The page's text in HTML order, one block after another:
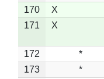
170
X
171
X
172 *
173
*